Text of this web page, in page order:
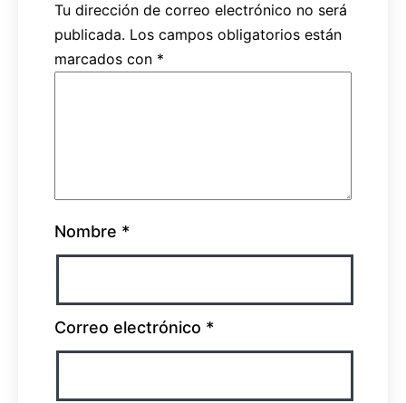
Tu dirección de correo electrónico no será
publicada. Los campos obligatorios están
marcados con *
Nombre *
Correo electrónico *